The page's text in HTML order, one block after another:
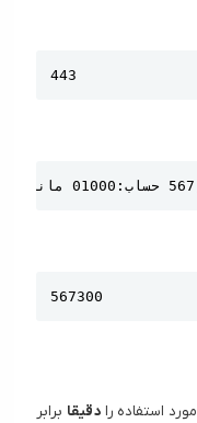
443
567300
استفاده رادقیقا برابر